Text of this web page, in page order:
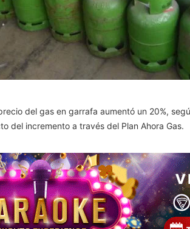
del gas en garrafa aumentó un 20%,
del incremento a través del Plan Ahora Gas.